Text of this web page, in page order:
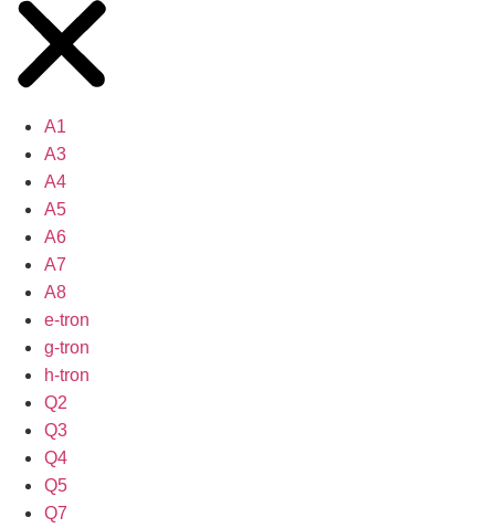
A1
A3
A4
A5
A6
A7
A8
e-tron
g-tron
h-tron
Q2
Q3
Q4
Q5
Q7